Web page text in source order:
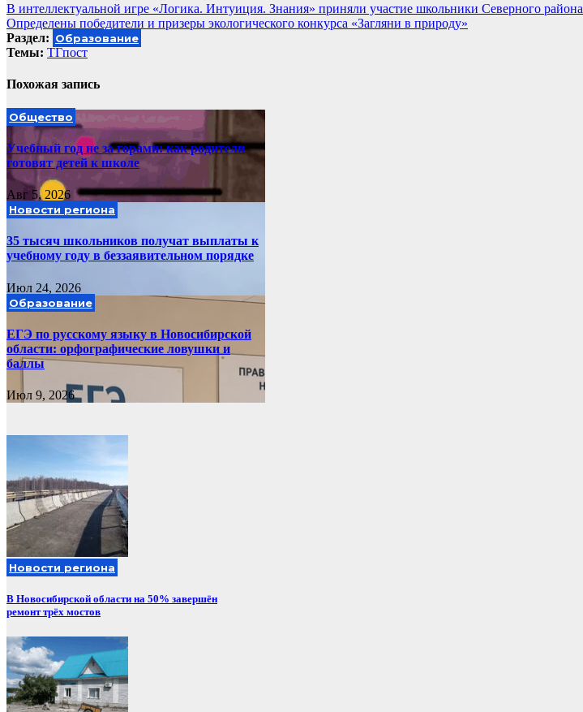
Навигация
по
записям
В интеллектуальной игре «Логика. Интуиция. Знания» приняли участие школьники Северного района
Определены победители и призеры экологического конкурса «Загляни в природу»
Раздел: Образование
Темы: ТГпост
Похожая запись
Общество
Учебный год не за горами: как родители
готовят детей к школе
Авг 5, 2026
Новости региона
35 тысяч школьников получат выплаты к
учебному году в беззаявительном порядке
Июл 24, 2026
Образование
ЕГЭ по русскому языку в Новосибирской
области: орфографические ловушки и
баллы
Июл 9, 2026
Новости региона
В Новосибирской области на 50% завершён
ремонт трёх мостов